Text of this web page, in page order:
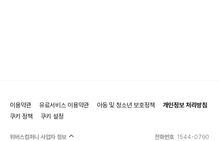
이용약관 유료서비스 이용약관 아동 및 청소년 보호정책
개인정보 처리방침
쿠키 정책
쿠키 설정
위버스컴퍼니 사업자 정보 전화번호 1544-0790